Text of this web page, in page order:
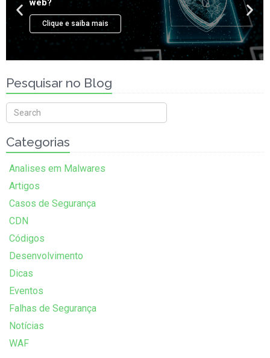
Pesquisar no Blog
Categorias
Analises em Malwares
Artigos
Casos de Segurança
CDN
Códigos
Desenvolvimento
Dicas
Eventos
Falhas de Segurança
Notícias
WAF